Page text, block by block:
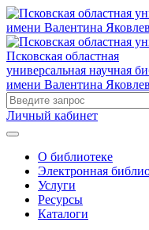
Псковская областная
универсальная научная
имени Валентина
Личный кабинет
О библиотеке
Электронная
Услуги
Ресурсы
Каталоги